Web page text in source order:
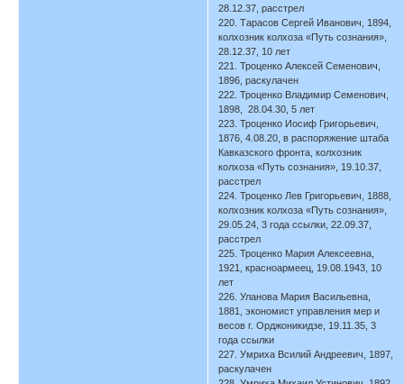
28.12.37, расстрел
220. Тарасов Сергей Иванович, 1894,
колхозник колхоза «Путь сознания»,
28.12.37, 10 лет
221. Троценко Алексей Семенович,
1896, раскулачен
222. Троценко Владимир Семенович,
1898, 28.04.30, 5 лет
223. Троценко Иосиф Григорьевич,
1876, 4.08.20, в распоряжение штаба
Кавказского фронта, колхозник
колхоза «Путь сознания», 19.10.37,
расстрел
224. Троценко Лев Григорьевич, 1888,
колхозник колхоза «Путь сознания»,
29.05.24, 3 года ссылки, 22.09.37,
расстрел
225. Троценко Мария Алексеевна,
1921, красноармеец, 19.08.1943, 10
лет
226. Уланова Мария Васильевна,
1881, экономист управления мер и
весов г. Орджоникидзе, 19.11.35, 3
года ссылки
227. Умриха Всилий Андреевич, 1897,
раскулачен